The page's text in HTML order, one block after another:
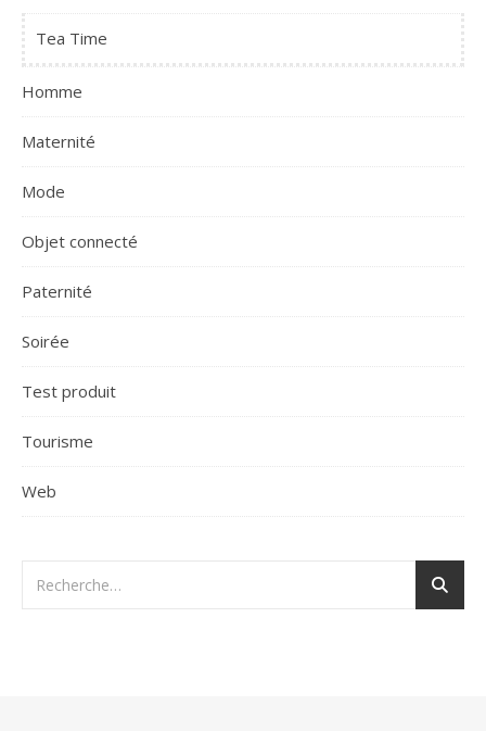
Tea Time
Homme
Maternité
Mode
Objet connecté
Paternité
Soirée
Test produit
Tourisme
Web